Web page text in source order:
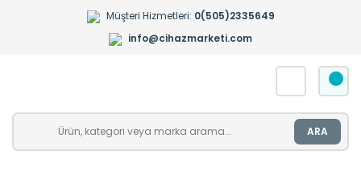
Müşteri Hizmetleri: 0(505)2335649
info@cihazmarketi.com
ARA